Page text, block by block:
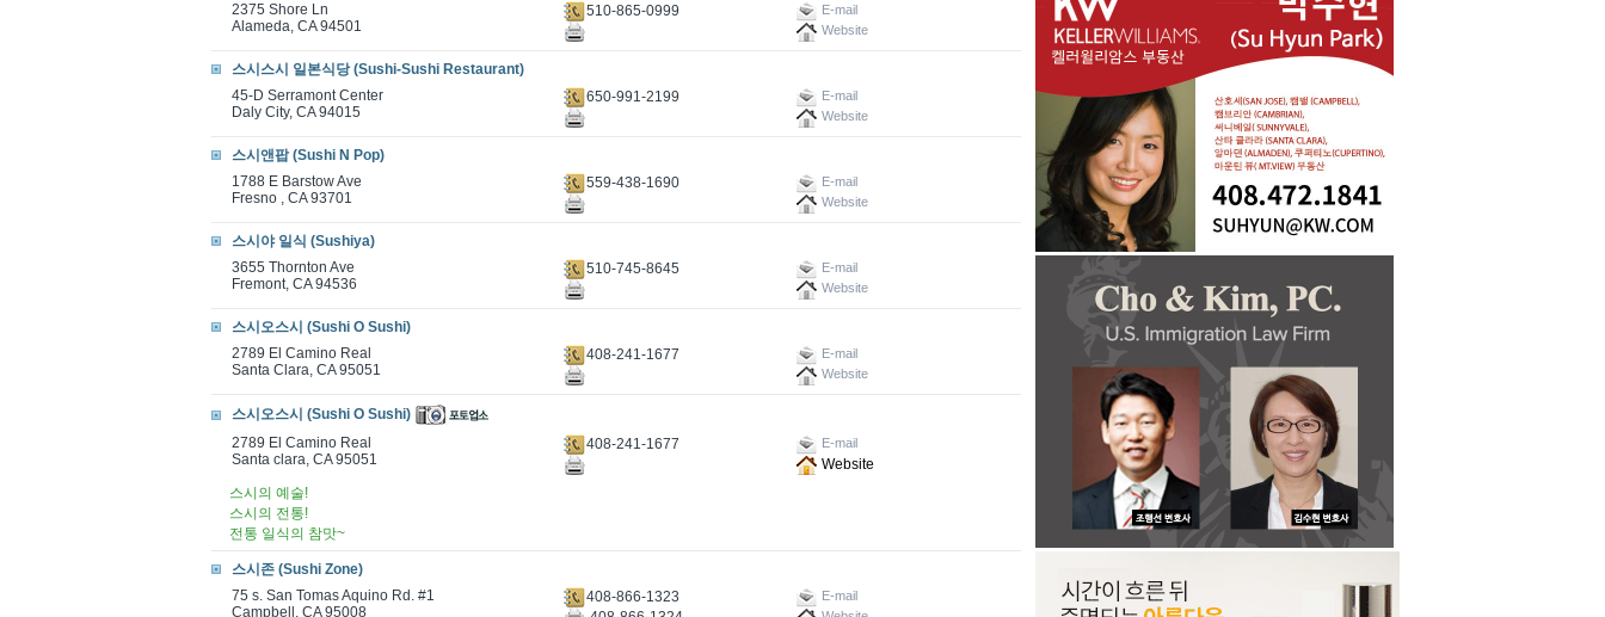
2375 Shore Ln
Alameda, CA 94501
510-865-0999
E-mail
Website
스시스시 일본식당 (Sushi-Sushi Restaurant)
45-D Serramont Center
Daly City, CA 94015
650-991-2199
E-mail
Website
스시앤팝 (Sushi N Pop)
1788 E Barstow Ave
Fresno , CA 93701
559-438-1690
E-mail
Website
스시야 일식 (Sushiya)
3655 Thornton Ave
Fremont, CA 94536
510-745-8645
E-mail
Website
스시오스시 (Sushi O Sushi)
2789 El Camino Real
Santa Clara, CA 95051
408-241-1677
E-mail
Website
스시오스시 (Sushi O Sushi)
2789 El Camino Real
Santa clara, CA 95051
408-241-1677 E-mail
Website
스시의 예술!
스시의 전통!
전통 일식의 참맛~
스시존 (Sushi Zone)
75 s. San Tomas Aquino Rd. #1
Campbell, CA 95008
408-866-1323 E-mail